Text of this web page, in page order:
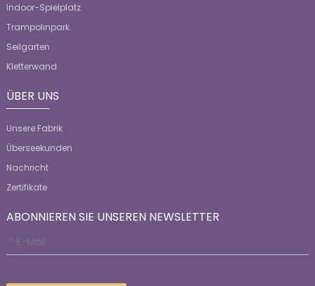
Indoor-Spielplatz
Trampolinpark
Seilgarten
Kletterwand
ÜBER UNS
Unsere Fabrik
Überseekunden
Nachricht
Zertifikate
ABONNIEREN SIE UNSEREN NEWSLETTER